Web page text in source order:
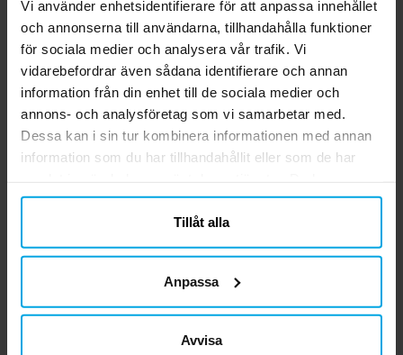
Vi använder enhetsidentifierare för att anpassa innehållet
och annonserna till användarna, tillhandahålla funktioner
för sociala medier och analysera vår trafik. Vi
vidarebefordrar även sådana identifierare och annan
information från din enhet till de sociala medier och
annons- och analysföretag som vi samarbetar med.
Dessa kan i sin tur kombinera informationen med annan
information som du har tillhandahållit eller som de har
närsomhelst ändra ditt samtycke.
Tillåt alla
Anpassa
Avvisa
GÅ TILL GÅ TILL
Andra köpte även
Ninja Turtles Sais -
Brandman T-shirt